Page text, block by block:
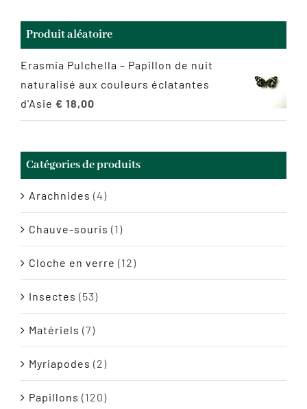
Produit aléatoire
Erasmia Pulchella – Papillon de nuit
naturalisé aux couleurs éclatantes
d'Asie € 18,00
Catégories de produits
Arachnides (4)
Chauve-souris (1)
Cloche en verre (12)
Insectes (53)
Matériels (7)
Myriapodes (2)
Papillons (120)